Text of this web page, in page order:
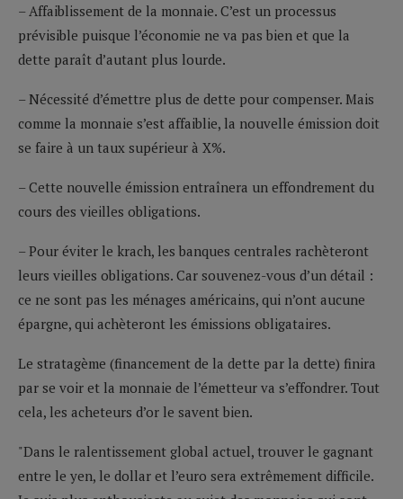
– Affaiblissement de la monnaie. C’est un processus
prévisible puisque l’économie ne va pas bien et que la
dette paraît d’autant plus lourde.
– Nécessité d’émettre plus de dette pour compenser. Mais
comme la monnaie s’est affaiblie, la nouvelle émission doit
se faire à un taux supérieur à X%.
– Cette nouvelle émission entraînera un effondrement du
cours des vieilles obligations.
– Pour éviter le krach, les banques centrales rachèteront
leurs vieilles obligations. Car souvenez-vous d’un détail :
ce ne sont pas les ménages américains, qui n’ont aucune
épargne, qui achèteront les émissions obligataires.
Le stratagème (financement de la dette par la dette) finira
par se voir et la monnaie de l’émetteur va s’effondrer. Tout
cela, les acheteurs d’or le savent bien.
"Dans le ralentissement global actuel, trouver le gagnant
entre le yen, le dollar et l’euro sera extrêmement difficile.